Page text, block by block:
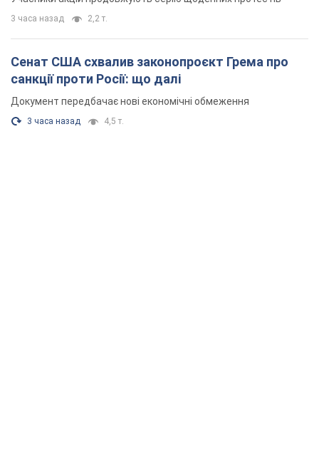
3 часа назад 2,2 т.
Сенат США схвалив законопроєкт Грема про
санкції проти Росії: що далі
Документ передбачає нові економічні обмеження
3 часа назад 4,5 т.